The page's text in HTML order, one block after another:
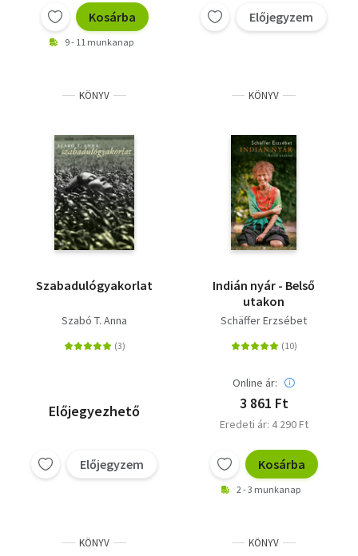
Kosárba
9 - 11 munkanap
Előjegyzem
KÖNYV
Szabadulógyakorlat
Szabó T. Anna
Előjegyezhető
Előjegyzem
KÖNYV
Indián nyár - Belső
utakon
Schäffer Erzsébet
Online ár:
3 861 Ft
Eredeti ár: 4 290 Ft
Kosárba
2 - 3 munkanap
KÖNYV KÖNYV